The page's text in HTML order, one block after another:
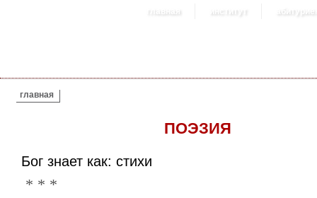
главная институт
ВЫ ЗДЕСЬ
главная
ПОЭЗИЯ
Бог знает как: стихи
* * *